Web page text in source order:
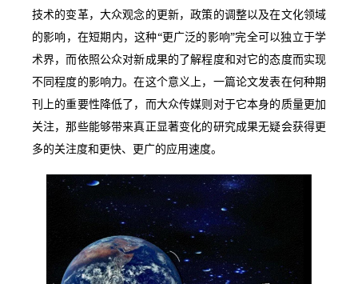
技术的变革，大众观念的更新，政策的调整以及在文化领域
的影响，在短期内，这种“更广泛的影响”完全可以独立于学
术界，而依照公众对新成果的了解程度和对它的态度而实现
不同程度的影响力。在这个意义上，一篇论文发表在何种期
刊上的重要性降低了，而大众传媒则对于它本身的质量更加
关注，那些能够带来真正显著变化的研究成果无疑会获得更
多的关注度和更快、更广的应用速度。